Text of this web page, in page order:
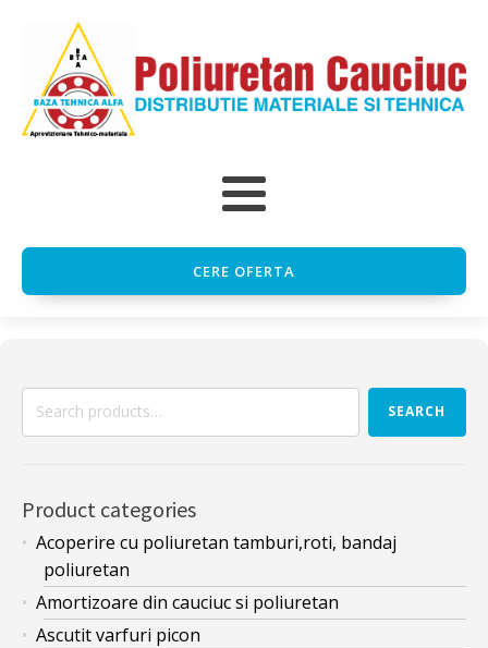
CERE OFERTA
Search
SEARCH
Product categories
Acoperire cu poliuretan tamburi,roti, bandaj
poliuretan
Amortizoare din cauciuc si poliuretan
Ascutit varfuri picon